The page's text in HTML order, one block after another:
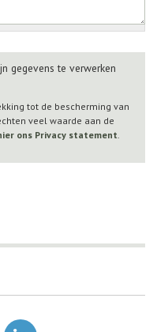
gegevens te verwerken
tot de bescherming van
veel waarde aan de
ons Privacy statement.